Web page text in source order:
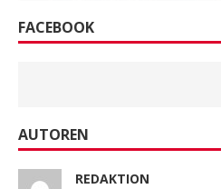
FACEBOOK
AUTOREN
REDAKTION